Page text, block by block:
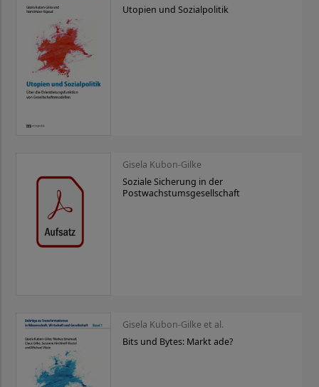
Utopien und Sozialpolitik
Gisela Kubon-Gilke
Soziale Sicherung in der
Postwachstumsgesellschaft
Gisela Kubon-Gilke et al.
Bits und Bytes: Markt ade?